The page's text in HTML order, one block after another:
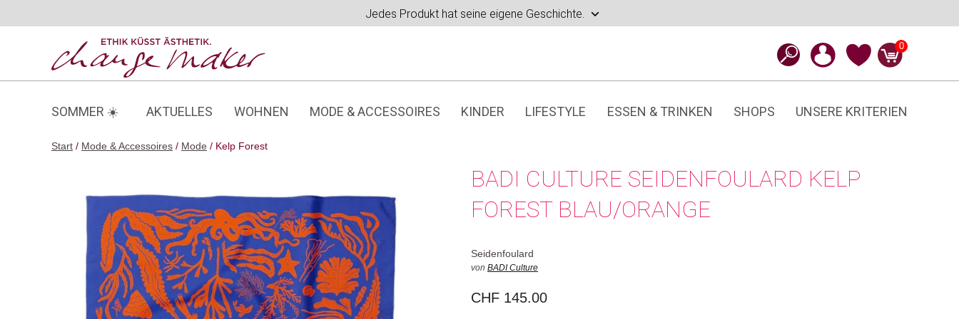
Jedes Produkt hat seine eigene Geschichte.
0
SOMMER ☀️ AKTUELLES WOHNEN MODE & ACCESSOIRES KINDER LIFESTYLE ESSEN & TRINKEN SHOPS UNSERE KRITERIEN
Start / Mode & Accessoires / Mode / Kelp Forest
BADI CULTURE SEIDENFOULARD KELP
FOREST BLAU/ORANGE
Seidenfoulard
von BADI Culture
CHF 145.00